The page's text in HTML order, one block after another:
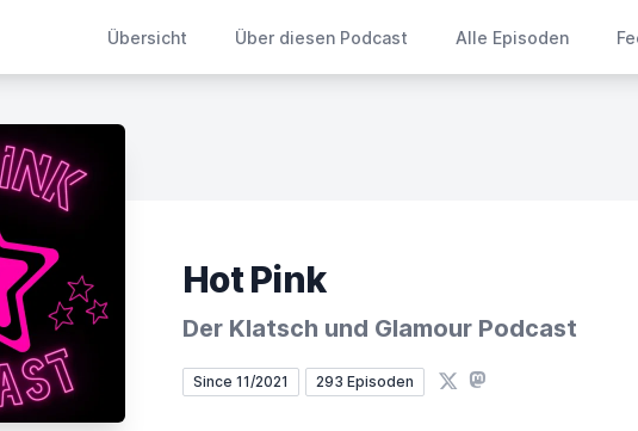
Übersicht Über diesen Podcast Alle Episoden
Hot Pink
Der Klatsch und Glamour Podcast
Since 11/2021 293 Episoden X Mastodon